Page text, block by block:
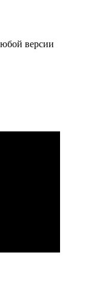
версии